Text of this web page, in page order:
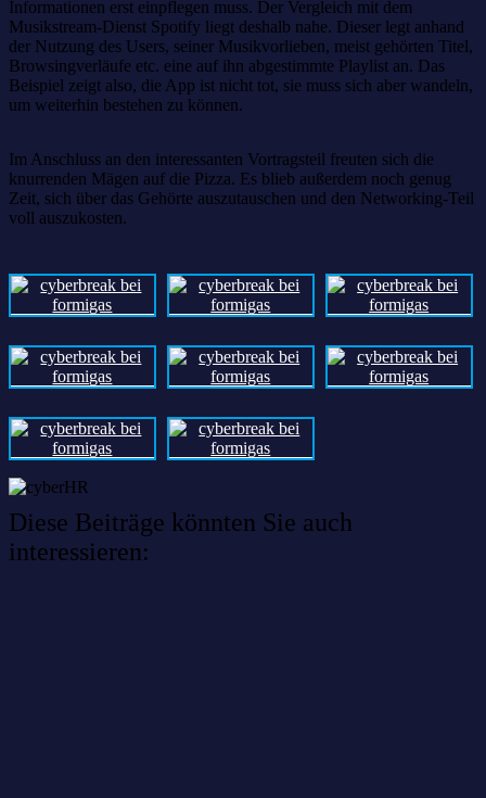
Informationen erst einpflegen muss. Der Vergleich mit dem
Musikstream-Dienst Spotify liegt deshalb nahe. Dieser legt anhand
der Nutzung des Users, seiner Musikvorlieben, meist gehörten Titel,
Browsingverläufe etc. eine auf ihn abgestimmte Playlist an. Das
Beispiel zeigt also, die App ist nicht tot, sie muss sich aber wandeln,
um weiterhin bestehen zu können.
Im Anschluss an den interessanten Vortragsteil freuten sich die
knurrenden Mägen auf die Pizza. Es blieb außerdem noch genug
Zeit, sich über das Gehörte auszutauschen und den Networking-Teil
voll auszukosten.
Diese Beiträge könnten Sie auch
interessieren: